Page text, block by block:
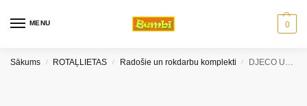
MENU 0
Sākums / ROTAĻLIETAS / Radošie un rokdarbu komplekti / DJECO Uzlīmes un papīra lelles – Cauri gadalaikiem